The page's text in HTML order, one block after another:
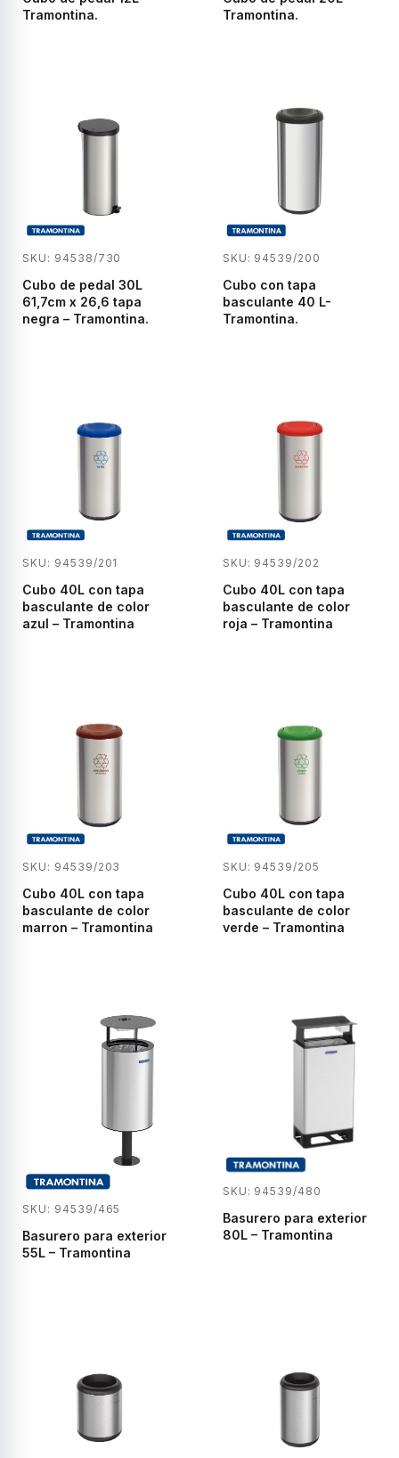
Tramontina.
Tramontina.
SKU: 94538/730
Cubo de pedal 30L
61,7cm x 26,6 tapa
negra – Tramontina.
SKU: 94539/200
Cubo con tapa
basculante 40 L-
Tramontina.
SKU: 94539/201
Cubo 40L con tapa
basculante de color
azul – Tramontina
SKU: 94539/202
Cubo 40L con tapa
basculante de color
roja – Tramontina
SKU: 94539/203
Cubo 40L con tapa
basculante de color
marron – Tramontina
SKU: 94539/205
Cubo 40L con tapa
basculante de color
verde – Tramontina
SKU: 94539/465
Basurero para exterior
55L – Tramontina
SKU: 94539/480
Basurero para exterior
80L – Tramontina